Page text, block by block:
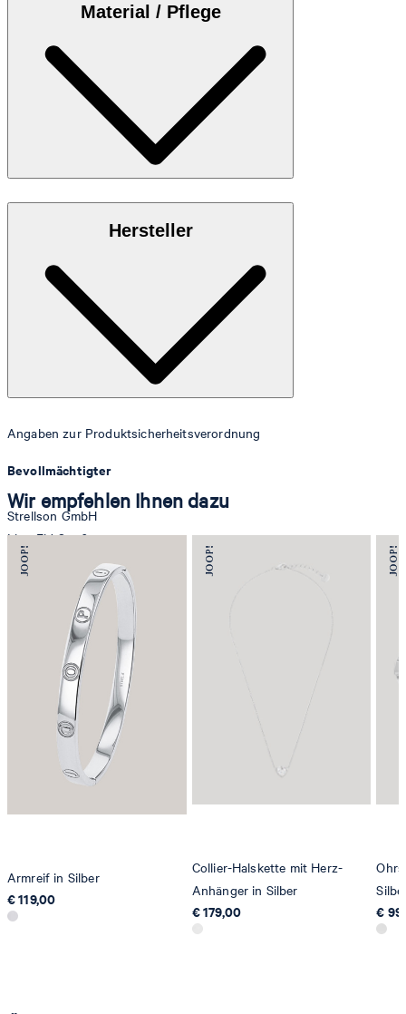
Material / Pflege
Hersteller
Angaben zur Produktsicherheitsverordnung
Bevollmächtigter
Strellson GmbH
Line-Eid-Str. 6
78467 Konstanz
contact@strellson.com
Produzent
Strellson AG
Sonnenwiesenstrasse 21
8280 Kreuzlingen
Wir empfehlen Ihnen dazu
Armreif in Silber
€ 119,00
Collier-Halskette mit Herz-
Anhänger in Silber
€ 179,00
€